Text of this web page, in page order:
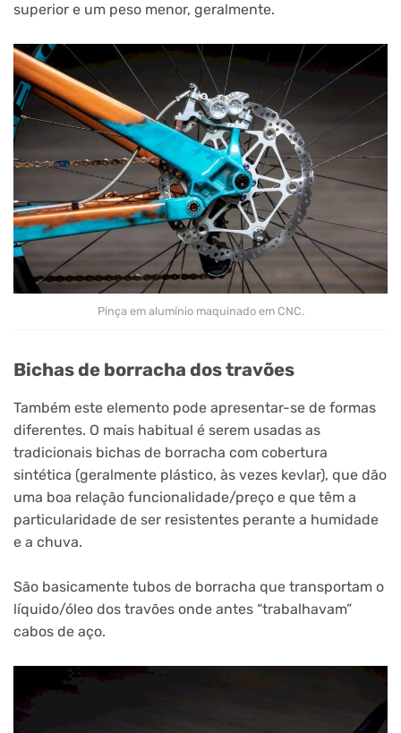
superior e um peso menor, geralmente.
Pinça em alumínio maquinado em CNC.
Bichas de borracha dos travões
Também este elemento pode apresentar-se de formas
diferentes. O mais habitual é serem usadas as
tradicionais bichas de borracha com cobertura
sintética (geralmente plástico, às vezes kevlar), que dão
uma boa relação funcionalidade/preço e que têm a
particularidade de ser resistentes perante a humidade
e a chuva.
São basicamente tubos de borracha que transportam o
líquido/óleo dos travões onde antes “trabalhavam”
cabos de aço.